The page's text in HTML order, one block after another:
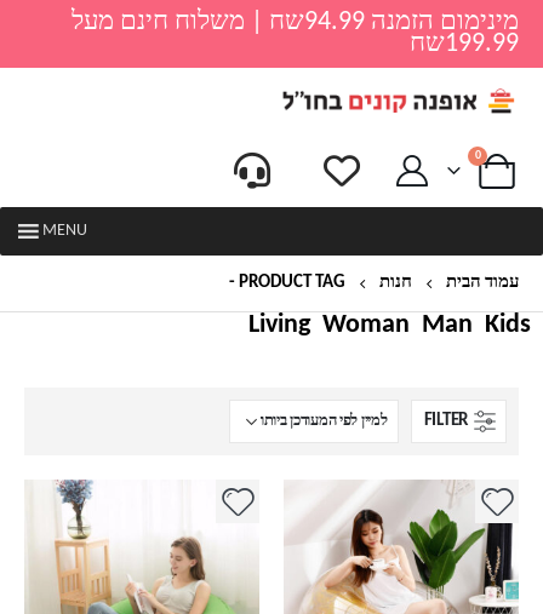
מינימום הזמנה 94.99שח | משלוח חינם מעל
199.99שח
0
MENU
עמוד הבית חנות PRODUCT TAG -
Kids
Man
Woman
Living
FILTER
למוצר
יש
מספר
סוגים.
למוצר
סוגים.